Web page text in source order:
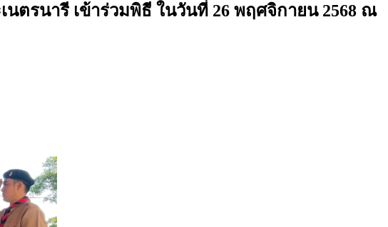
ตรนารี เข้าร่วมพิธี ในวันที่ 26 พฤศจิกายน 2568 ณ